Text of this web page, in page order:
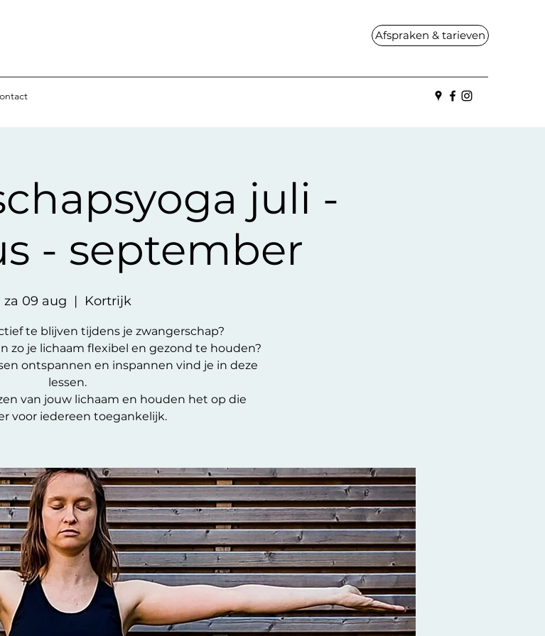
Afspraken & tarieven
juli -
- september
za 09 aug
  |
Kortrijk
te blijven tijdens je zwangerschap?
zo je lichaam flexibel en gezond te houden?
ontspannen en inspannen vind je in deze
lessen.
van jouw lichaam en houden het op die
voor iedereen toegankelijk.